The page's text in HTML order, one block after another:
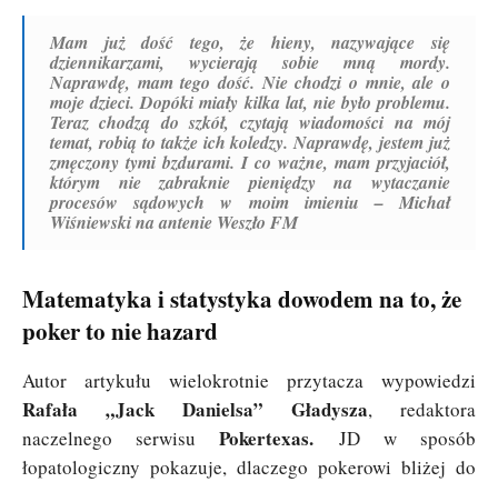
Mam już dość tego, że hieny, nazywające się
dziennikarzami, wycierają sobie mną mordy.
Naprawdę, mam tego dość. Nie chodzi o mnie, ale o
moje dzieci. Dopóki miały kilka lat, nie było problemu.
Teraz chodzą do szkół, czytają wiadomości na mój
temat, robią to także ich koledzy. Naprawdę, jestem już
zmęczony tymi bzdurami. I co ważne, mam przyjaciół,
którym nie zabraknie pieniędzy na wytaczanie
procesów sądowych w moim imieniu – Michał
Wiśniewski na antenie Weszło FM
Matematyka i statystyka dowodem na to, że
poker to nie hazard
Autor artykułu wielokrotnie przytacza wypowiedzi
Rafała „Jack Danielsa” Gładysza, redaktora
naczelnego serwisu Pokertexas. JD w sposób
łopatologiczny pokazuje, dlaczego pokerowi bliżej do